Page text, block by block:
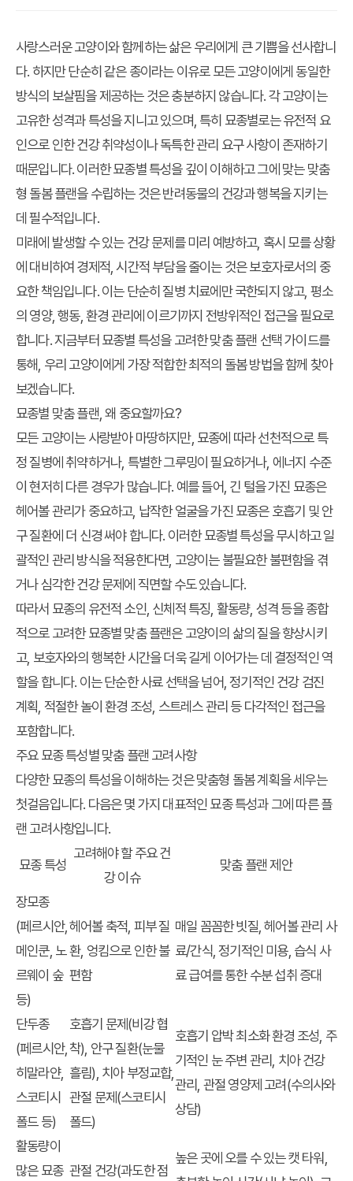
사랑스러운 고양이와 함께하는 삶은 우리에게 큰 기쁨을 선사합니
다. 하지만 단순히 같은 종이라는 이유로 모든 고양이에게 동일한
방식의 보살핌을 제공하는 것은 충분하지 않습니다. 각 고양이는
고유한 성격과 특성을 지니고 있으며, 특히 묘종별로는 유전적 요
인으로 인한 건강 취약성이나 독특한 관리 요구 사항이 존재하기
때문입니다. 이러한 묘종별 특성을 깊이 이해하고 그에 맞는 맞춤
형 돌봄 플랜을 수립하는 것은 반려동물의 건강과 행복을 지키는
데 필수적입니다.
미래에 발생할 수 있는 건강 문제를 미리 예방하고, 혹시 모를 상황
에 대비하여 경제적, 시간적 부담을 줄이는 것은 보호자로서의 중
요한 책임입니다. 이는 단순히 질병 치료에만 국한되지 않고, 평소
의 영양, 행동, 환경 관리에 이르기까지 전방위적인 접근을 필요로
합니다. 지금부터 묘종별 특성을 고려한맞춤 플랜 선택 가이드를
통해, 우리 고양이에게 가장 적합한 최적의 돌봄 방법을 함께 찾아
보겠습니다.
묘종별 맞춤 플랜, 왜 중요할까요?
모든 고양이는 사랑받아 마땅하지만, 묘종에 따라 선천적으로 특
정 질병에 취약하거나, 특별한 그루밍이 필요하거나, 에너지 수준
이 현저히 다른 경우가 많습니다. 예를 들어, 긴 털을 가진 묘종은
헤어볼 관리가 중요하고, 납작한 얼굴을 가진 묘종은 호흡기 및 안
구 질환에 더 신경 써야 합니다. 이러한 묘종별 특성을 무시하고 일
괄적인 관리 방식을 적용한다면, 고양이는 불필요한 불편함을 겪
거나 심각한 건강 문제에 직면할 수도 있습니다.
따라서 묘종의 유전적 소인, 신체적 특징, 활동량, 성격 등을 종합
적으로 고려한묘종별 맞춤 플랜은 고양이의 삶의 질을 향상시키
고, 보호자와의 행복한 시간을 더욱 길게 이어가는 데 결정적인 역
할을 합니다. 이는 단순한 사료 선택을 넘어, 정기적인 건강 검진
계획, 적절한 놀이 환경 조성, 스트레스 관리 등 다각적인 접근을
포함합니다.
주요 묘종 특성별 맞춤 플랜 고려사항
다양한 묘종의 특성을 이해하는 것은 맞춤형 돌봄 계획을 세우는
첫걸음입니다. 다음은 몇 가지 대표적인 묘종 특성과 그에 따른 플
랜 고려사항입니다.
묘종 특성
고려해야 할 주요 건
강 이슈
맞춤 플랜 제안
장모종
(페르시안,
메인쿤, 노
르웨이 숲
등)
헤어볼 축적, 피부 질
환, 엉킴으로 인한 불
편함
매일 꼼꼼한 빗질, 헤어볼 관리 사
료/간식, 정기적인 미용, 습식 사
료 급여를 통한 수분 섭취 증대
단두종
(페르시안,
히말라얀,
스코티시
폴드 등)
호흡기 문제(비강 협
착), 안구 질환(눈물
흘림), 치아 부정교합,
관절 문제(스코티시
폴드)
호흡기 압박 최소화 환경 조성, 주
기적인 눈 주변 관리, 치아 건강
관리, 관절 영양제 고려(수의사와
상담)
활동량이
많은 묘종 관절 건강(과도한 점
높은 곳에 오를 수 있는 캣 타워,